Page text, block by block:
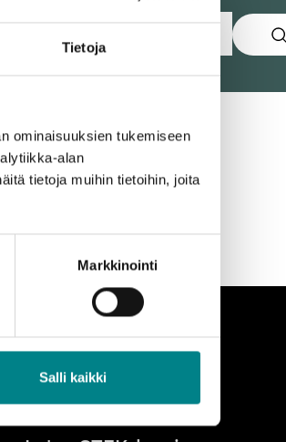
Tietoja
ominaisuuksien tukemiseen
alan
tietoja muihin tietoihin, joita
Markkinointi
Salli kaikki
Yhteystiedot
Tietosuojalauseke